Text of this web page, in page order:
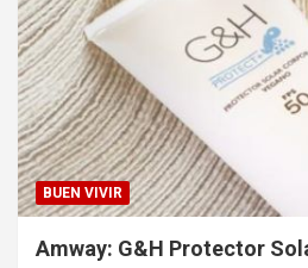
BUEN VIVIR
Amway: G&H Protector